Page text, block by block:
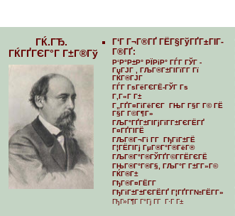
ГЌ.ГЂ.
ГЌГҐГЄГ°Г Г±Г®Гў
Г‘Г Г¬Г®ГҐ ГЁГ§ГўГҐГ±ГІГ­
Г®ГҐ:
Р‘Р°Р±Р° РЇРіР° ГЃГ ГЎГ -
ГџГЈГ , ГЉГ®Г±ГІГїГ­Г Гї
ГЌГ®ГЈГ
ГЃГ ГѕГёГЄГЁ-ГЎГ Гѕ
Г‚Г«Г Г±
Г„ГҐГ¤ГіГёГЄГ ГЊГ Г§Г Г© ГЁ
Г§Г Г©Г¶Г»
ГЉГ°ГҐГ±ГІГјГїГ­Г±ГЄГЁГҐ
Г¤ГҐГІГЁ
ГЉГ®Г¬Гі Г­Г ГђГіГ±ГЁ
Г¦ГЁГІГј ГµГ®Г°Г®ГёГ®
ГЉГ®Г°Г®ГЎГҐГ©Г­ГЁГЄГЁ
ГЊГ®Г°Г®Г§, ГЉГ°Г Г±Г­Г»Г©
ГЌГ®Г±
ГђГ®Г¤ГЁГ­Г
ГђГіГ±Г±ГЄГЁГҐ Г¦ГҐГ­Г№ГЁГ­Г»
ГђГ»Г¶Г Г°Гј Г­Г Г·Г Г±